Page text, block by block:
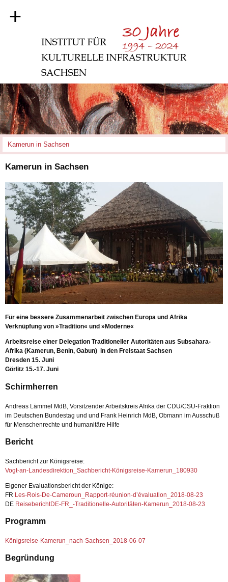
+
Kamerun in Sachsen
Kamerun in Sachsen
Für eine bessere Zusammenarbeit zwischen Europa und Afrika
Verknüpfung von »Tradition« und »Moderne«
Arbeitsreise einer Delegation Traditioneller Autoritäten aus Subsahara-
Afrika (Kamerun, Benin, Gabun) in den Freistaat Sachsen
Dresden 15. Juni
Görlitz 15.-17. Juni
Schirmherren
Andreas Lämmel MdB, Vorsitzender Arbeitskreis Afrika der CDU/CSU-Fraktion
im Deutschen Bundestag und und Frank Heinrich MdB, Obmann im Ausschuß
für Menschenrechte und humanitäre Hilfe
Bericht
Sachbericht zur Königsreise:
Vogt-an-Landesdirektion_Sachbericht-Königsreise-Kamerun_180930
Eigener Evaluationsbericht der Könige:
FR Les-Rois-De-Cameroun_Rapport-réunion-d’évaluation_2018-08-23
DE ReiseberichtDE-FR_-Traditionelle-Autoritäten-Kamerun_2018-08-23
Programm
Königsreise-Kamerun_nach-Sachsen_2018-06-07
Begründung